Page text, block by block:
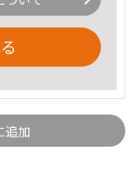
追加